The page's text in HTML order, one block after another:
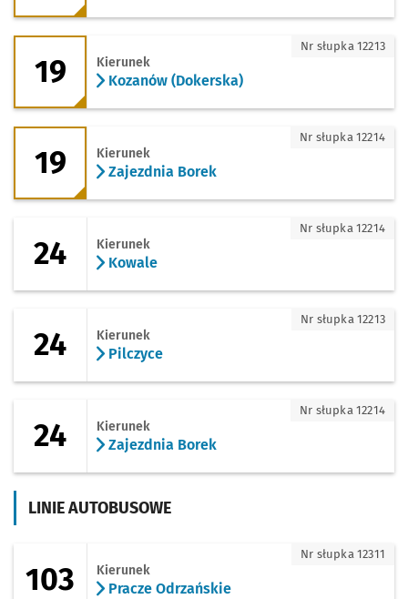
19 - kierunek Kozanów (Dokerska)
19 Kierunek
Kozanów (Dokerska)
Nr słupka 12213
19 - kierunek Zajezdnia Borek
19 Kierunek
Zajezdnia Borek
Nr słupka 12214
24 Kierunek
Kowale
Nr słupka 12214
24 Kierunek
Pilczyce
Nr słupka 12213
24 - kierunek Zajezdnia Borek
24 Kierunek
Zajezdnia Borek
Nr słupka 12214
LINIE AUTOBUSOWE
103 - kierunek Pracze Odrzańskie
103 Kierunek
Pracze Odrzańskie
Nr słupka 12311